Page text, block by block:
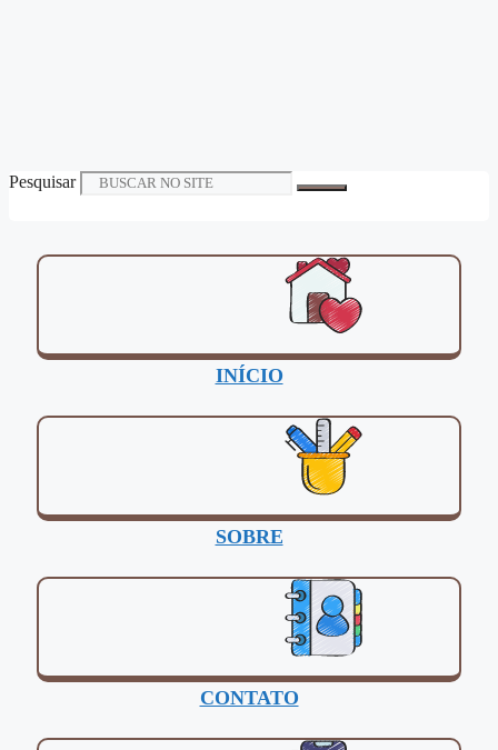
Pesquisar
INÍCIO
SOBRE
CONTATO